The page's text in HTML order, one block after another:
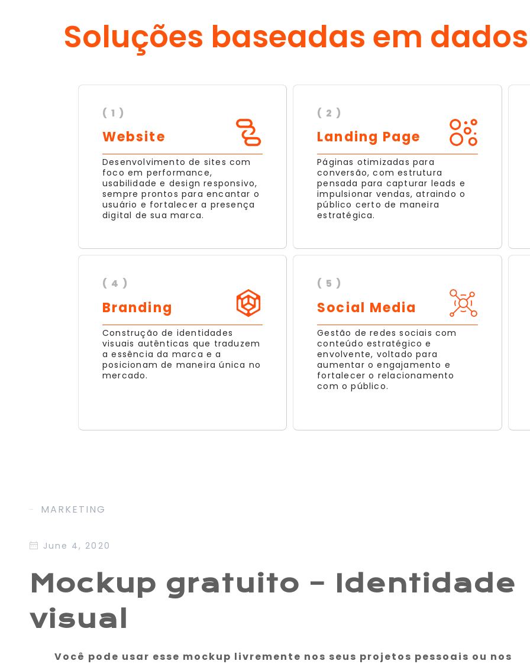
Soluções baseadas em dados
( 1 )
Website
Desenvolvimento de sites com
foco em performance,
usabilidade e design responsivo,
sempre prontos para encantar o
usuário e fortalecer a presença
digital de sua marca.
( 2 )
Landing Page
Páginas otimizadas para
conversão, com estrutura
pensada para capturar leads e
impulsionar vendas, atraindo o
público certo de maneira
estratégica.
( 4 )
Branding
Construção de identidades
visuais autênticas que traduzem
a essência da marca e a
posicionam de maneira única no
mercado.
( 5 )
Social Media
Gestão de redes sociais com
conteúdo estratégico e
envolvente, voltado para
aumentar o engajamento e
fortalecer o relacionamento
com o público.
MARKETING
June 4, 2020
Mockup gratuito – Identidade
visual
Você pode usar esse mockup livremente nos seus projetos pessoais ou nos